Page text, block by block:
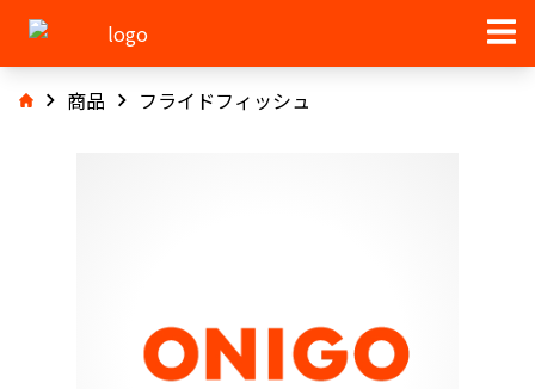
商品 フライドフィッシュ